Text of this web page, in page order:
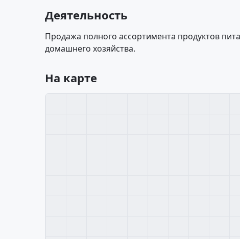
Деятельность
Продажа полного ассортимента продуктов
домашнего хозяйства.
На карте